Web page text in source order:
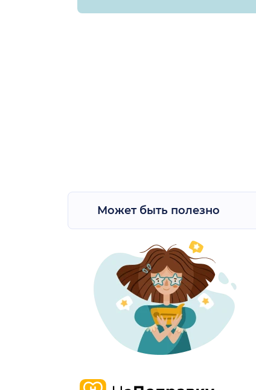
Может быть полезно